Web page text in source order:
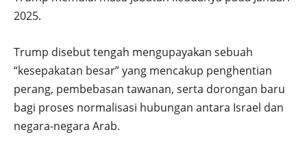
2025.
Trump disebut tengah mengupayakan sebuah
“kesepakatan besar” yang mencakup penghentian
perang, pembebasan tawanan, serta dorongan baru
bagi proses normalisasi hubungan antara Israel dan
negara-negara Arab.